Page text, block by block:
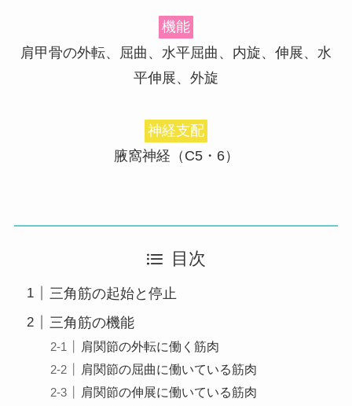
機能
肩甲骨の外転、屈曲、水平屈曲、内旋、伸展、水
平伸展、外旋
神経支配
腋窩神経（C5・6）
目次
三角筋の起始と停止
三角筋の機能
肩関節の外転に働く筋肉
肩関節の屈曲に働いている筋肉
肩関節の伸展に働いている筋肉